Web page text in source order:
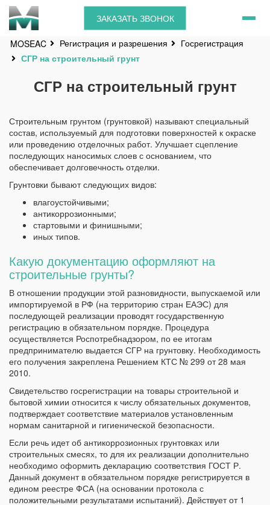
ЗАКАЗАТЬ ЗВОНОК
MOSEAC Регистрация и разрешения
Госрегистрация
СГР на строительный грунт
СГР на строительный грунт
Строительным грунтом (грунтовкой) называют специальный
состав, используемый для подготовки поверхностей к окраске
или проведению отделочных работ. Улучшает сцепление
последующих наносимых слоев с основанием, что
обеспечивает долговечность отделки.
Грунтовки бывают следующих видов:
влагоустойчивыми;
антикоррозионными;
стартовыми и финишными;
иных типов.
Какую документацию оформляют на
строительные грунты?
В отношении продукции этой разновидности, выпускаемой или
импортируемой в РФ (на территорию стран ЕАЭС) для
последующей реализации проводят государственную
регистрацию в обязательном порядке. Процедура
осуществляется Роспотребнадзором, по ее итогам
предпринимателю выдается СГР на грунтовку. Необходимость
его получения закреплена Решением КТС № 299 от 28 мая
2010.
Свидетельство госрегистрации на товары строительной и
бытовой химии относится к числу обязательных документов,
подтверждает соответствие материалов установленным
нормам санитарной и гигиенической безопасности.
Если речь идет об антикоррозионных грунтовках или
строительных смесях, то для их реализации дополнительно
необходимо оформить декларацию соответствия ГОСТ Р.
Данный документ в обязательном порядке регистрируется в
едином реестре ФСА (на основании протокола с
положительными результатами испытаний). Действует от 1